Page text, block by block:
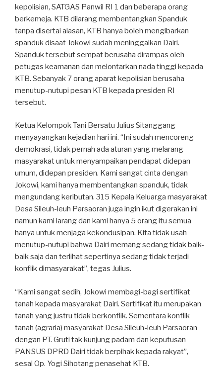
kepolisian, SATGAS Panwil RI 1 dan beberapa orang
berkemeja. KTB dilarang membentangkan Spanduk
tanpa disertai alasan, KTB hanya boleh mengibarkan
spanduk disaat Jokowi sudah meninggalkan Dairi.
Spanduk tersebut sempat berusaha dirampas oleh
petugas keamanan dan melontarkan nada tinggi kepada
KTB. Sebanyak 7 orang aparat kepolisian berusaha
menutup-nutupi pesan KTB kepada presiden RI
tersebut.
Ketua Kelompok Tani Bersatu Julius Sitanggang
menyayangkan kejadian hari ini. “Ini sudah mencoreng
demokrasi, tidak pernah ada aturan yang melarang
masyarakat untuk menyampaikan pendapat didepan
umum, didepan presiden. Kami sangat cinta dengan
Jokowi, kami hanya membentangkan spanduk, tidak
mengundang keributan. 315 Kepala Keluarga masyarakat
Desa Sileuh-leuh Parsaoran juga ingin ikut digerakan ini
namun kami larang dan kami hanya 5 orang itu semua
hanya untuk menjaga kekondusipan. Kita tidak usah
menutup-nutupi bahwa Dairi memang sedang tidak baik-
baik saja dan terlihat sepertinya sedang tidak terjadi
konflik dimasyarakat”, tegas Julius.
“Kami sangat sedih, Jokowi membagi-bagi sertifikat
tanah kepada masyarakat Dairi. Sertifikat itu merupakan
tanah yang justru tidak berkonflik. Sementara konflik
tanah (agraria) masyarakat Desa Sileuh-leuh Parsaoran
dengan PT. Gruti tak kunjung padam dan keputusan
PANSUS DPRD Dairi tidak berpihak kepada rakyat”,
sesal Op. Yogi Sihotang penasehat KTB.